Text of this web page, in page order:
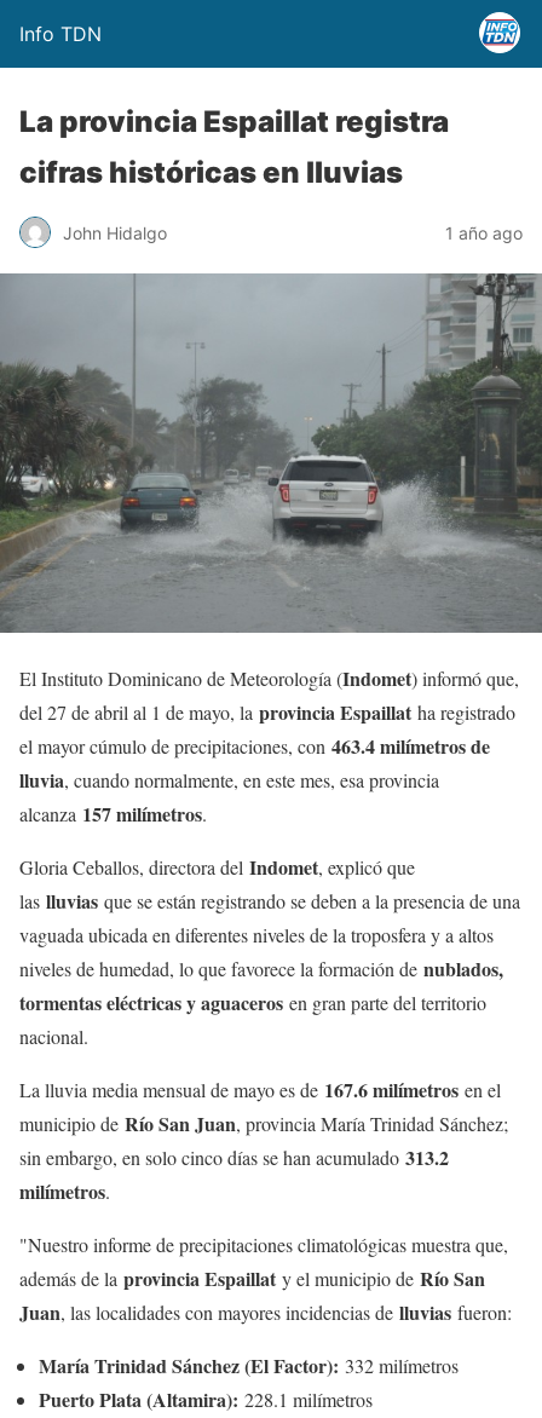
Info TDN
La provincia Espaillat registra
cifras históricas en lluvias
John Hidalgo 1 año ago
El Instituto Dominicano de Meteorología (Indomet) informó que,
del 27 de abril al 1 de mayo, la provincia Espaillat ha registrado
el mayor cúmulo de precipitaciones, con 463.4 milímetros de
lluvia, cuando normalmente, en este mes, esa provincia
alcanza 157 milímetros.
Gloria Ceballos, directora del Indomet, explicó que
las lluvias que se están registrando se deben a la presencia de una
vaguada ubicada en diferentes niveles de la troposfera y a altos
niveles de humedad, lo que favorece la formación de nublados,
tormentas eléctricas y aguaceros en gran parte del territorio
nacional.
La lluvia media mensual de mayo es de 167.6 milímetros en el
municipio de Río San Juan, provincia María Trinidad Sánchez;
sin embargo, en solo cinco días se han acumulado 313.2
milímetros.
"Nuestro informe de precipitaciones climatológicas muestra que,
además de la provincia Espaillat y el municipio de Río San
Juan, las localidades con mayores incidencias de lluvias fueron:
María Trinidad Sánchez (El Factor): 332 milímetros
Puerto Plata (Altamira): 228.1 milímetros